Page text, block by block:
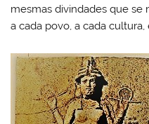
mesmas divindades que
a cada povo, a cada